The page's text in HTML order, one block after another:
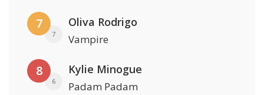
7
7
Oliva Rodrigo
Vampire
8
6
Kylie Minogue
Padam Padam